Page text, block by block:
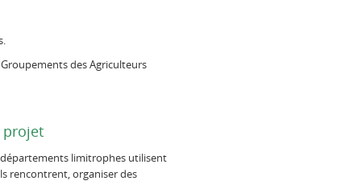
des Agriculteurs
projet
limitrophes utilisent
rencontrent, organiser des